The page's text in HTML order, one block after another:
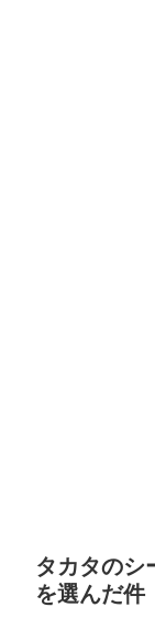
タカタのシ
を選んだ件